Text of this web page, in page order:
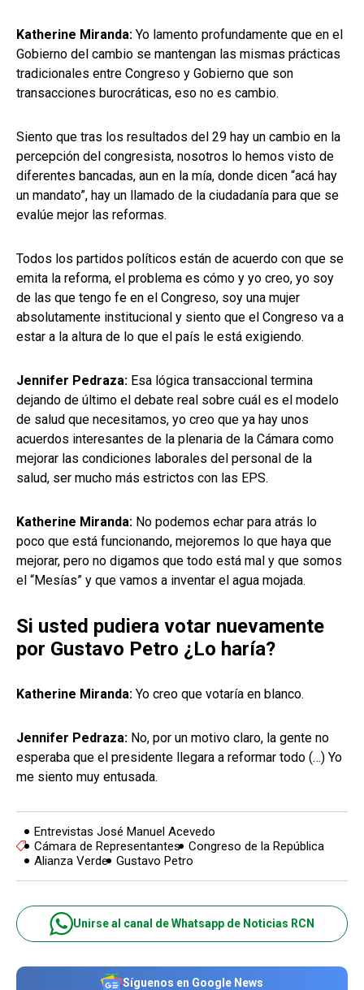
Katherine Miranda: Yo lamento profundamente que en el
Gobierno del cambio se mantengan las mismas prácticas
tradicionales entre Congreso y Gobierno que son
transacciones burocráticas, eso no es cambio.
Siento que tras los resultados del 29 hay un cambio en la
percepción del congresista, nosotros lo hemos visto de
diferentes bancadas, aun en la mía, donde dicen “acá hay
un mandato”, hay un llamado de la ciudadanía para que se
evalúe mejor las reformas.
Todos los partidos políticos están de acuerdo con que se
emita la reforma, el problema es cómo y yo creo, yo soy
de las que tengo fe en el Congreso, soy una mujer
absolutamente institucional y siento que el Congreso va a
estar a la altura de lo que el país le está exigiendo.
Jennifer Pedraza: Esa lógica transaccional termina
dejando de último el debate real sobre cuál es el modelo
de salud que necesitamos, yo creo que ya hay unos
acuerdos interesantes de la plenaria de la Cámara como
mejorar las condiciones laborales del personal de la
salud, ser mucho más estrictos con las EPS.
Katherine Miranda: No podemos echar para atrás lo
poco que está funcionando, mejoremos lo que haya que
mejorar, pero no digamos que todo está mal y que somos
el “Mesías” y que vamos a inventar el agua mojada.
Si usted pudiera votar nuevamente
por Gustavo Petro ¿Lo haría?
Katherine Miranda: Yo creo que votaría en blanco.
Jennifer Pedraza: No, por un motivo claro, la gente no
esperaba que el presidente llegara a reformar todo (…) Yo
me siento muy entusada.
Entrevistas José Manuel Acevedo
Cámara de Representantes Congreso de la República
Alianza Verde Gustavo Petro
Unirse al canal de Whatsapp de Noticias RCN
Síguenos en Google News